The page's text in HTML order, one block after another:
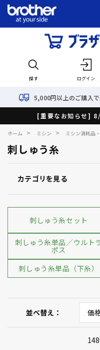
探す ログイン
料無料！
[重要なお知らせ]
ホーム > ミシン > ミシン消耗品
刺しゅう糸
カテゴリを見る
刺しゅう糸セット
刺しゅう糸単品／ウルト
ポス
刺しゅう糸単品（下糸）
並べ替え
148